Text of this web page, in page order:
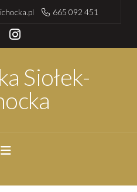
665 092 451
Instagram
Siołek-
Navigation